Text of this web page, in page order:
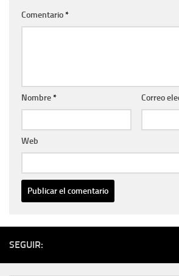
Comentario*
Nombre* Correo
Web
SEGUIR: